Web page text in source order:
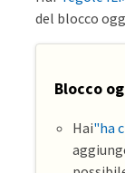
del blocco
Blocco
Hai"ha